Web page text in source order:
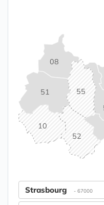
08
10
51
52
55
Strasbourg - 67000